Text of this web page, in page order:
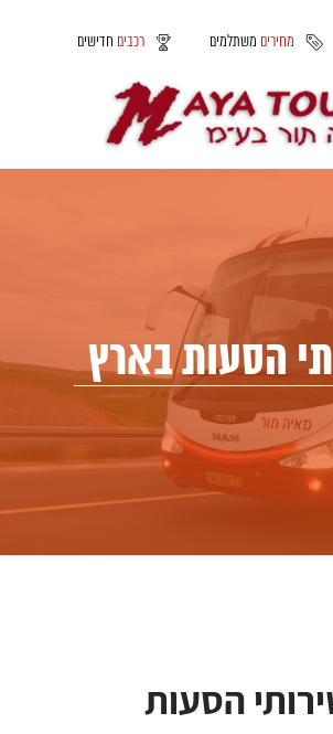
מחירים משתלמים רכבים חדישים
הסעות בארץ
הסעות